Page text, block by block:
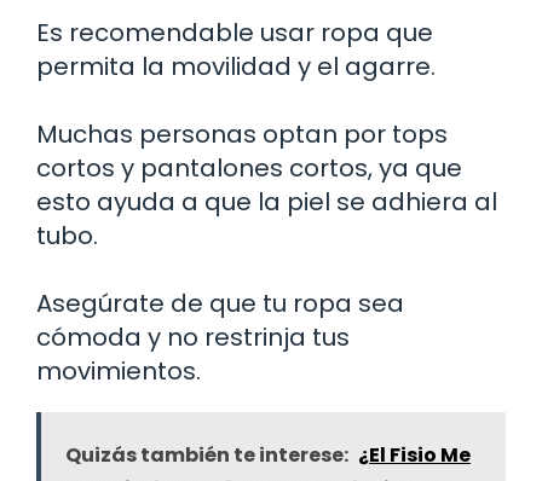
Es recomendable usar ropa que
permita la movilidad y el agarre.
Muchas personas optan por tops
cortos y pantalones cortos, ya que
esto ayuda a que la piel se adhiera al
tubo.
Asegúrate de que tu ropa sea
cómoda y no restrinja tus
movimientos.
Quizás también te interese: ¿El Fisio Me